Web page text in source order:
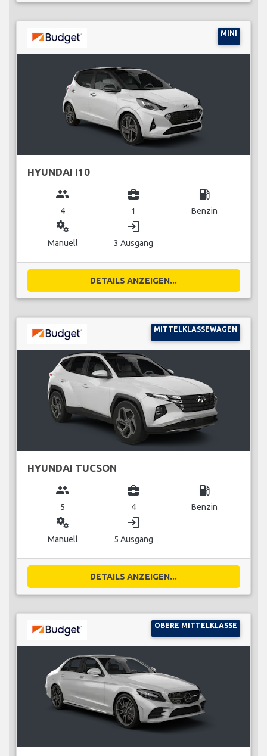
MINI
HYUNDAI I10
group
4
business_center
1
local_gas_station
Benzin
miscellaneous_services
Manuell
login
3 Ausgang
DETAILS ANZEIGEN...
MITTELKLASSEWAGEN
HYUNDAI TUCSON
group
5
business_center
4
local_gas_station
Benzin
miscellaneous_services
Manuell
login
5 Ausgang
DETAILS ANZEIGEN...
OBERE MITTELKLASSE